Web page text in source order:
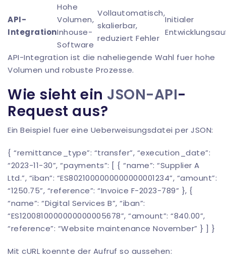
API-
Integration
Hohe
Volumen,
Inhouse-
Software
Vollautomatisch,
skalierbar,
reduziert Fehler
Initialer
API-Integration ist die naheliegende Wahl fuer hohe
Volumen und robuste Prozesse.
Wie sieht ein JSON-API-
Request aus?
Ein Beispiel fuer eine Ueberweisungsdatei per JSON:
{ “remittance_type”: “transfer”, “execution_date”:
“2023-11-30”, “payments”: [ { “name”: “Supplier A
Ltd.”, “iban”: “ES8021000000000000001234”, “amount”:
“1250.75”, “reference”: “Invoice F-2023-789” }, {
“name”: “Digital Services B”, “iban”:
“ES1200810000000000005678”, “amount”: “840.00”,
“reference”: “Website maintenance November” } ] }
Mit cURL koennte der Aufruf so aussehen: